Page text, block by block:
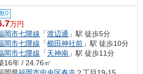
0
万円
岡市七隈線 「渡辺通 」駅 徒歩5分
岡市七隈線 「櫛田神社前 」駅 徒歩10分
岡市七隈線 「天神南 」駅 徒歩11分
16年 / 24.76㎡